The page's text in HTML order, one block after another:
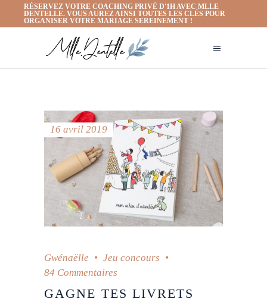
RÉSERVEZ VOTRE COACHING PRIVÉ D'1H AVEC MLLE
DENTELLE. VOUS AUREZ AINSI TOUTES LES CLÉS POUR
ORGANISER VOTRE MARIAGE SEREINEMENT !
16 avril 2019
Gwénaëlle
Jeu concours
84 Commentaires
GAGNE TES LIVRETS